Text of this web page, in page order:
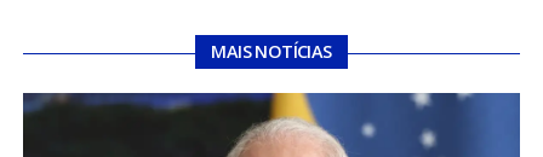
MAIS NOTÍCIAS